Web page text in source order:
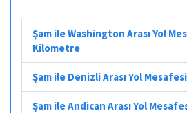
Şam ile Washington Arası Yol
Kilometre
Şam ile Denizli Arası Yol
Şam ile Andican Arası Yol